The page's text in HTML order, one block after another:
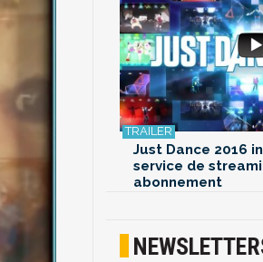
Just Dance 2016
service de
abonnement